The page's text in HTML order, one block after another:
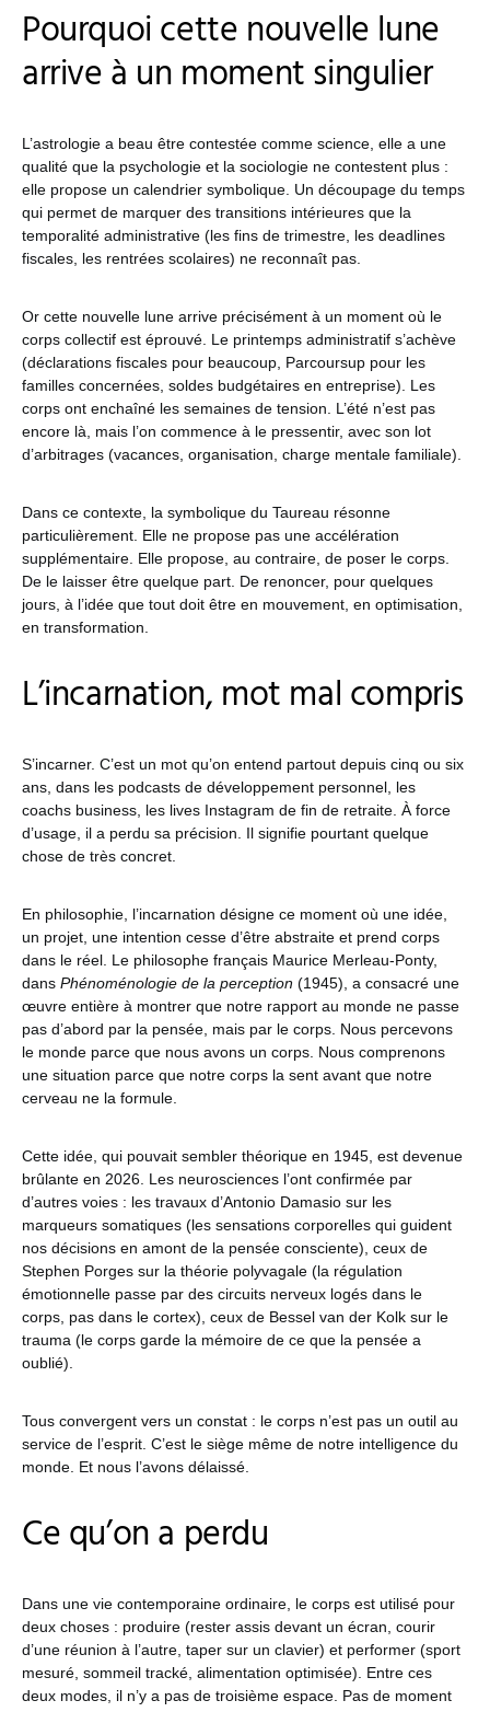
Pourquoi cette nouvelle lune
arrive à un moment singulier
L’astrologie a beau être contestée comme science, elle a une
qualité que la psychologie et la sociologie ne contestent plus :
elle propose un calendrier symbolique. Un découpage du temps
qui permet de marquer des transitions intérieures que la
temporalité administrative (les fins de trimestre, les deadlines
fiscales, les rentrées scolaires) ne reconnaît pas.
Or cette nouvelle lune arrive précisément à un moment où le
corps collectif est éprouvé. Le printemps administratif s’achève
(déclarations fiscales pour beaucoup, Parcoursup pour les
familles concernées, soldes budgétaires en entreprise). Les
corps ont enchaîné les semaines de tension. L’été n’est pas
encore là, mais l’on commence à le pressentir, avec son lot
d’arbitrages (vacances, organisation, charge mentale familiale).
Dans ce contexte, la symbolique du Taureau résonne
particulièrement. Elle ne propose pas une accélération
supplémentaire. Elle propose, au contraire, de poser le corps.
De le laisser être quelque part. De renoncer, pour quelques
jours, à l’idée que tout doit être en mouvement, en optimisation,
en transformation.
L’incarnation, mot mal compris
S’incarner. C’est un mot qu’on entend partout depuis cinq ou six
ans, dans les podcasts de développement personnel, les
coachs business, les lives Instagram de fin de retraite. À force
d’usage, il a perdu sa précision. Il signifie pourtant quelque
chose de très concret.
En philosophie, l’incarnation désigne ce moment où une idée,
un projet, une intention cesse d’être abstraite et prend corps
dans le réel. Le philosophe français Maurice Merleau-Ponty,
dans Phénoménologie de la perception (1945), a consacré une
œuvre entière à montrer que notre rapport au monde ne passe
pas d’abord par la pensée, mais par le corps. Nous percevons
le monde parce que nous avons un corps. Nous comprenons
une situation parce que notre corps la sent avant que notre
cerveau ne la formule.
Cette idée, qui pouvait sembler théorique en 1945, est devenue
brûlante en 2026. Les neurosciences l’ont confirmée par
d’autres voies : les travaux d’Antonio Damasio sur les
marqueurs somatiques (les sensations corporelles qui guident
nos décisions en amont de la pensée consciente), ceux de
Stephen Porges sur la théorie polyvagale (la régulation
émotionnelle passe par des circuits nerveux logés dans le
corps, pas dans le cortex), ceux de Bessel van der Kolk sur le
trauma (le corps garde la mémoire de ce que la pensée a
oublié).
Tous convergent vers un constat : le corps n’est pas un outil au
service de l’esprit. C’est le siège même de notre intelligence du
monde. Et nous l’avons délaissé.
Ce qu’on a perdu
Dans une vie contemporaine ordinaire, le corps est utilisé pour
deux choses : produire (rester assis devant un écran, courir
d’une réunion à l’autre, taper sur un clavier) et performer (sport
mesuré, sommeil tracké, alimentation optimisée). Entre ces
deux modes, il n’y a pas de troisième espace. Pas de moment